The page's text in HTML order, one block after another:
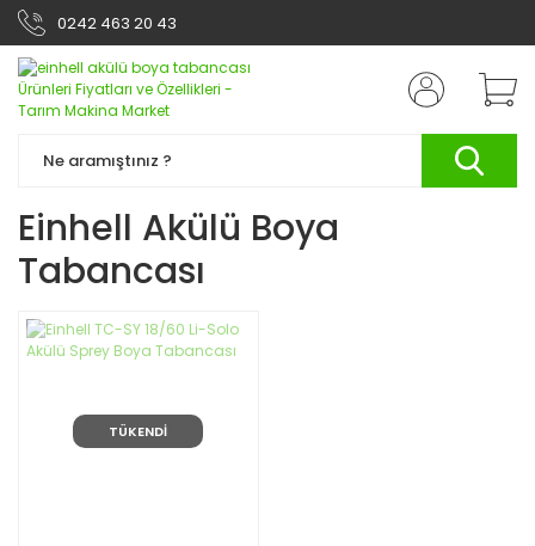
0242 463 20 43
Einhell Akülü Boya
Tabancası
TÜKENDİ